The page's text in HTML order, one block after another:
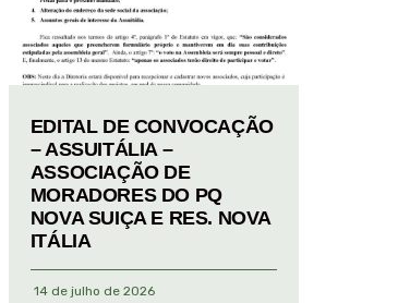
EDITAL DE CONVOCAÇÃO
– ASSUITÁLIA –
ASSOCIAÇÃO DE
MORADORES DO PQ
NOVA SUIÇA E RES. NOVA
ITÁLIA
14 de julho de 2026